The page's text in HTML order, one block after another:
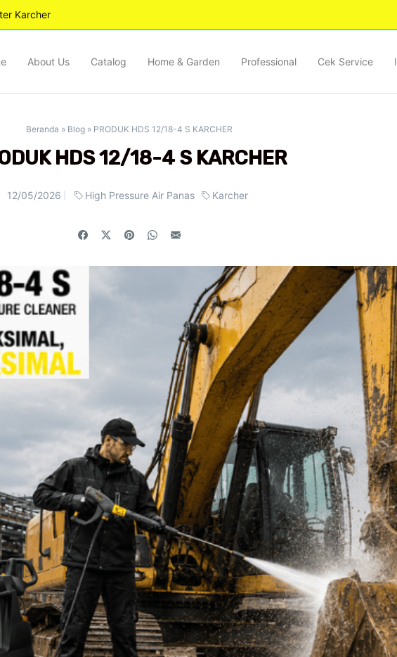
Karcher
About Us Catalog Home & Garden Professional Cek Service
Beranda » Blog» PRODUK HDS 12/18-4 S KARCHER
HDS 12/18-4 S KARCHER
12/05/2026 High Pressure Air Panas Karcher